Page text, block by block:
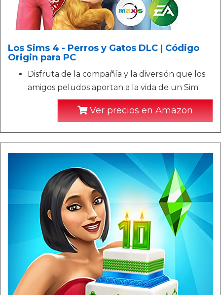
Los Sims 4 - Perros y Gatos DLC | Código
Origin para PC
Disfruta de la compañía y la diversión que los
amigos peludos aportan a la vida de un Sim.
Ver precios en Amazon